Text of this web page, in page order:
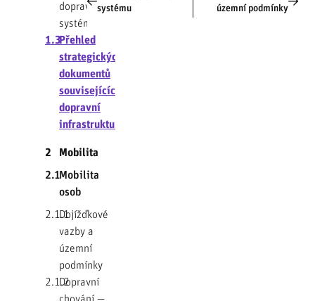
dopravního
systému
1.3Přehled
strategických
dokumentů
souvisejících s
dopravní
infrastrukturou
2
Mobilita
2.1Mobilita
osob
2.1.1Dojížďkové
vazby a
územní
podmínky
2.1.2Dopravní
systému
územní podmínky